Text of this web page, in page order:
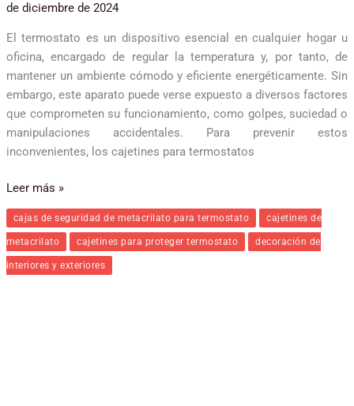
de diciembre de 2024
El termostato es un dispositivo esencial en cualquier hogar u
oficina, encargado de regular la temperatura y, por tanto, de
mantener un ambiente cómodo y eficiente energéticamente. Sin
embargo, este aparato puede verse expuesto a diversos factores
que comprometen su funcionamiento, como golpes, suciedad o
manipulaciones accidentales. Para prevenir estos
inconvenientes, los cajetines para termostatos
Leer más »
cajas de seguridad de metacrilato para termostato cajetines de
metacrilato cajetines para proteger termostato decoración de
interiores y exteriores